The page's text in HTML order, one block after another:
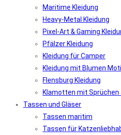
Maritime Kleidung
Heavy-Metal Kleidung
Pixel-Art & Gaming
Pfälzer Kleidung
Kleidung für Camper
Kleidung mit Blumen
Flensburg Kleidung
Klamotten mit Sprüchen
Tassen und Gläser
Tassen maritim
Tassen für